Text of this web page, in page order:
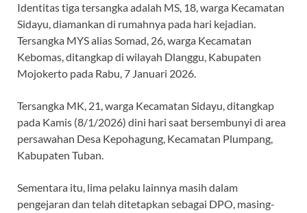
Identitas tiga tersangka adalah MS, 18, warga Kecamatan
Sidayu, diamankan di rumahnya pada hari kejadian.
Tersangka MYS alias Somad, 26, warga Kecamatan
Kebomas, ditangkap di wilayah Dlanggu, Kabupaten
Mojokerto pada Rabu, 7 Januari 2026.
Tersangka MK, 21, warga Kecamatan Sidayu, ditangkap
pada Kamis (8/1/2026) dini hari saat bersembunyi di area
persawahan Desa Kepohagung, Kecamatan Plumpang,
Kabupaten Tuban.
Sementara itu, lima pelaku lainnya masih dalam
pengejaran dan telah ditetapkan sebagai DPO, masing-